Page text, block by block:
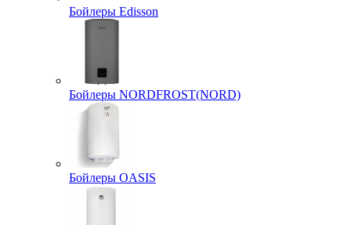
Бойлеры Edisson
Бойлеры NORDFROST(NORD)
Бойлеры OASIS